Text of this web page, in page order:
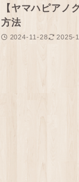
【ヤマハピアノ
方法
2024-11-28 2025-